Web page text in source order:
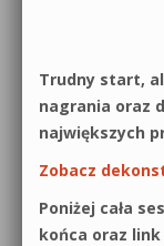
Trudny start,
nagrania oraz
największych
Zobacz
Poniżej cała
końca oraz link